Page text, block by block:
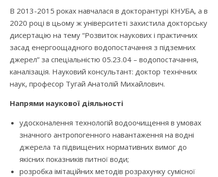
В 2013-2015 роках навчалася в докторантурі КНУБА, а в
2020 році в цьому ж університеті захистила докторську
дисертацію на тему “Розвиток наукових і практичних
засад енергоощадного водопостачання з підземних
джерел” за спеціальністю 05.23.04 – водопостачання,
каналізація. Науковий консультант: доктор технічних
наук, професор Тугай Анатолій Михайлович.
Напрями наукової діяльності
удосконалення технологій водоочищення в умовах
значного антропогенного навантаження на водні
джерела та підвищених нормативних вимог до
якісних показників питної води;
розробка імітаційних методів розрахунку сумісної